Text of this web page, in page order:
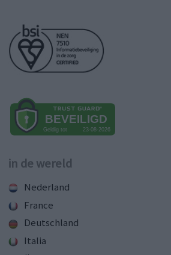
in de wereld
Nederland
France
Deutschland
Italia